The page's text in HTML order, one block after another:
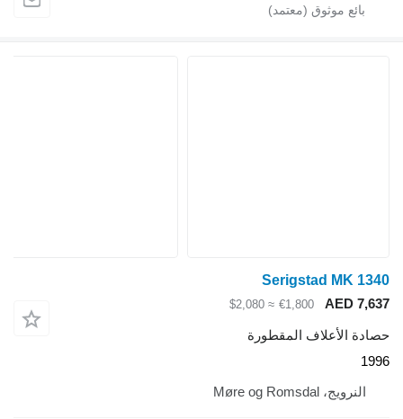
Serigstad MK 1340
AED 7,637
€1,800
≈ $2,080
حصادة الأعلاف المقطورة
1996
النرويج، Møre og Romsdal